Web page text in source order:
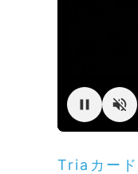
Triaカード